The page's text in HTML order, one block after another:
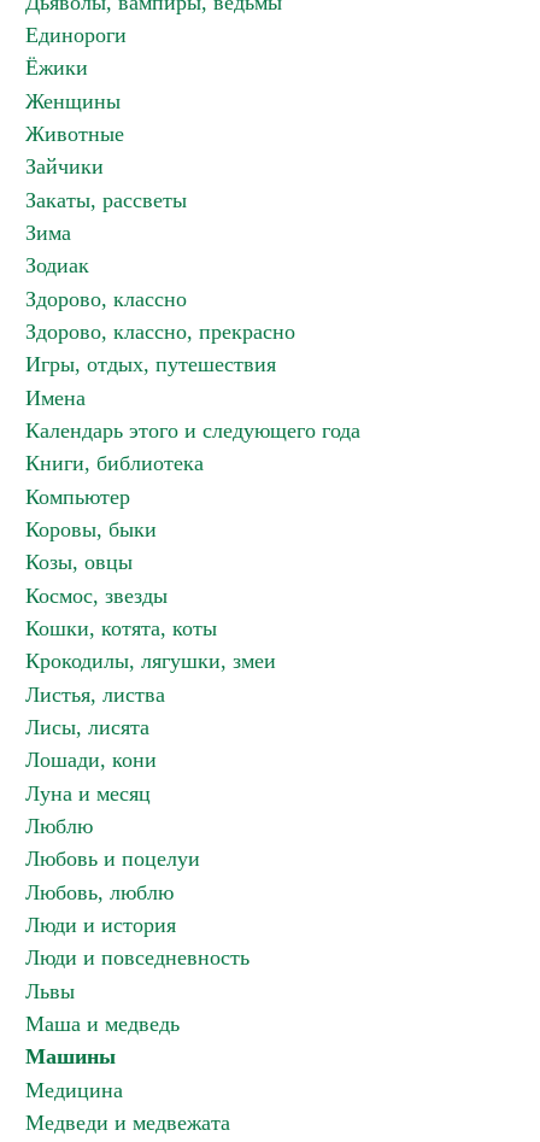
Единороги
Ёжики
Женщины
Животные
Зайчики
Закаты, рассветы
Зима
Зодиак
Здорово, классно
Здорово, классно, прекрасно
Игры, отдых, путешествия
Имена
Календарь этого и следующего года
Книги, библиотека
Компьютер
Коровы, быки
Козы, овцы
Космос, звезды
Кошки, котята, коты
Крокодилы, лягушки, змеи
Листья, листва
Лисы, лисята
Лошади, кони
Луна и месяц
Люблю
Любовь и поцелуи
Любовь, люблю
Люди и история
Люди и повседневность
Львы
Маша и медведь
Машины
Медицина
Медведи и медвежата